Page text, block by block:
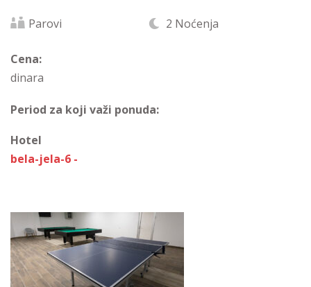
Parovi 2 Noćenja
Cena:
dinara
Period za koji važi ponuda:
Hotel
bela-jela-6 -